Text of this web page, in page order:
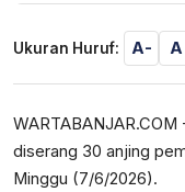
Ukuran Huruf: A- A
diserang 30 anjing
Minggu (7/6/2026).